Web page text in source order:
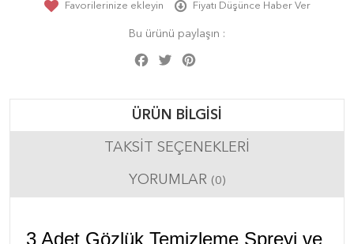
Favorilerinize ekleyin Fiyatı Düşünce Haber Ver
Bu ürünü paylaşın :
Facebook
Twitter
ÜRÜN BILGISI
TAKSIT SEÇENEKLERI
YORUMLAR (0)
3 Adet Gözlük Temizleme Spreyi ve